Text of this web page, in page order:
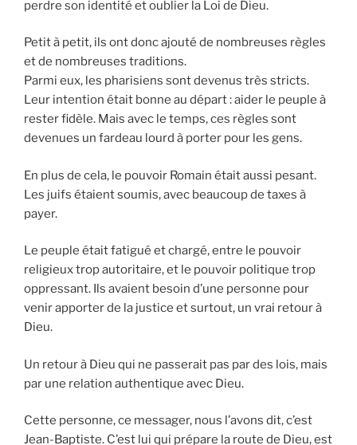
perdre son identité et oublier la Loi de Dieu.
Petit à petit, ils ont donc ajouté de nombreuses règles
et de nombreuses traditions.
Parmi eux, les pharisiens sont devenus très stricts.
Leur intention était bonne au départ : aider le peuple à
rester fidèle. Mais avec le temps, ces règles sont
devenues un fardeau lourd à porter pour les gens.
En plus de cela, le pouvoir Romain était aussi pesant.
Les juifs étaient soumis, avec beaucoup de taxes à
payer.
Le peuple était fatigué et chargé, entre le pouvoir
religieux trop autoritaire, et le pouvoir politique trop
oppressant. Ils avaient besoin d’une personne pour
venir apporter de la justice et surtout, un vrai retour à
Dieu.
Un retour à Dieu qui ne passerait pas par des lois, mais
par une relation authentique avec Dieu.
Cette personne, ce messager, nous l’avons dit, c’est
Jean-Baptiste. C’est lui qui prépare la route de Dieu, est